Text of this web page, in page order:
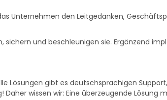
Unternehmen den Leitgedanken,
und beschleunigen sie. Ergänzend
Lösungen gibt es deutschsprachigen
wissen wir: Eine überzeugende Lösung